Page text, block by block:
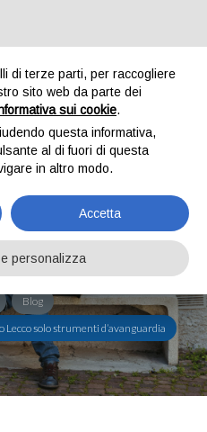
LECCO
Blog
solo strumenti d’avanguardia
di terze parti, per raccogliere
sito web da parte dei
sui cookie.
questa informativa,
al di fuori di questa
in altro modo.
Accetta
personalizza